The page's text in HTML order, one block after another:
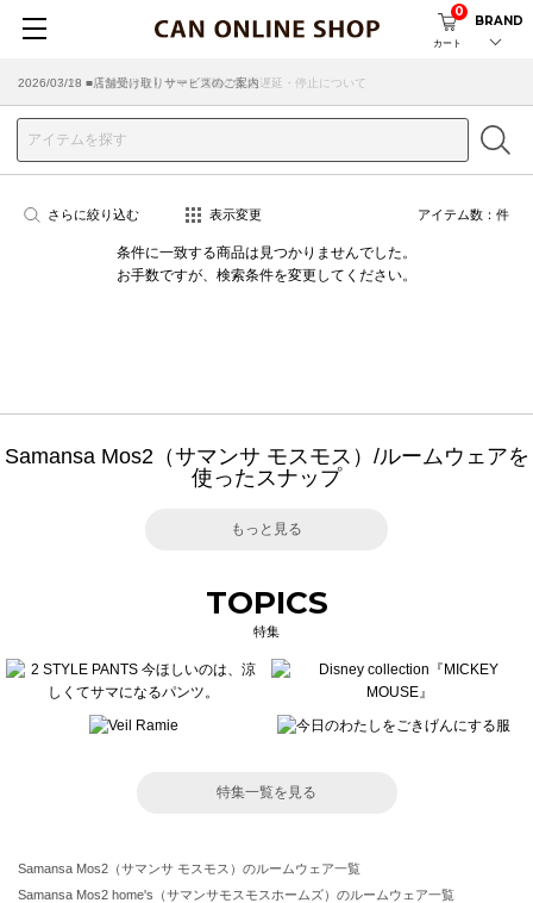
カート
0
BRAND
2026/07/29 ■【お知らせ】ヤマト運輸の配送遅延・停止について
2026/03/18 ■店舗受け取りサービスのご案内
さらに絞り込む 表示変更 アイテム数： 件
条件に一致する商品は見つかりませんでした。
お手数ですが、検索条件を変更してください。
Samansa Mos2（サマンサ モスモス）/ルームウェアを
使ったスナップ
もっと見る
TOPICS
特集
特集一覧を見る
Samansa Mos2（サマンサ モスモス）のルームウェア一覧
Samansa Mos2 home's（サマンサモスモスホームズ）のルームウェア一覧